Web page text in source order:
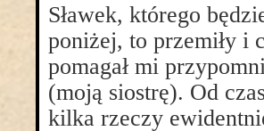
Sławek, którego
poniżej, to przemiły i
pomagał mi
(moją siostrę). Od
kilka rzeczy